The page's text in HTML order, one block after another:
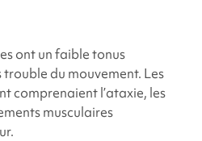
ont un faible tonus
trouble du mouvement. Les
comprenaient l’ataxie, les
musculaires